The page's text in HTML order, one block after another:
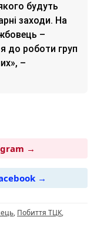
будуть
заходи. На
–
до роботи груп
–
→
→
, Побиття ТЦК,